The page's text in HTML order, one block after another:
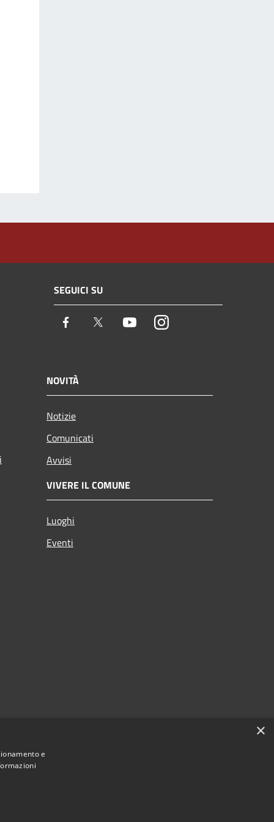
SEGUICI SU
Facebook Twitter YoutubeInstagram
NOVITÀ
Notizie
Comunicati
Avvisi
VIVERE IL COMUNE
Luoghi
Eventi
×
e